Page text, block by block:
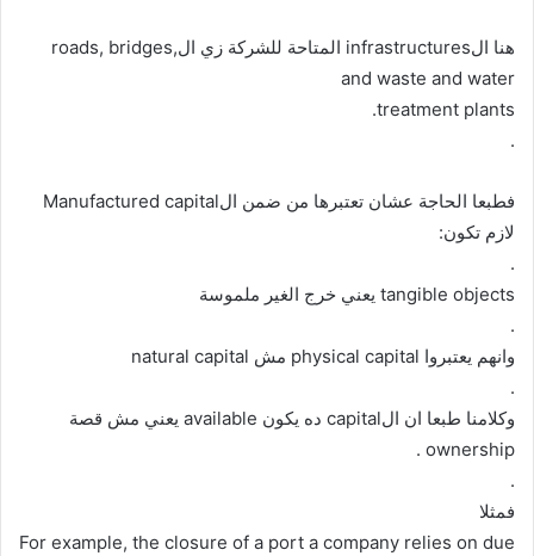
هنا الinfrastructures المتاحة للشركة زي الroads, bridges,
and waste and water
treatment plants.
.
فطبعا الحاجة عشان تعتبرها من ضمن الManufactured capital
لازم تكون:
.
tangible objects يعني خرج الغير ملموسة
.
وانهم يعتبروا physical capital مش natural capital
.
وكلامنا طبعا ان الcapital ده يكون available يعني مش قصة
ownership .
.
فمثلا
For example, the closure of a port a company relies on due